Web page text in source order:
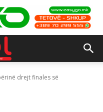
drejt finales së